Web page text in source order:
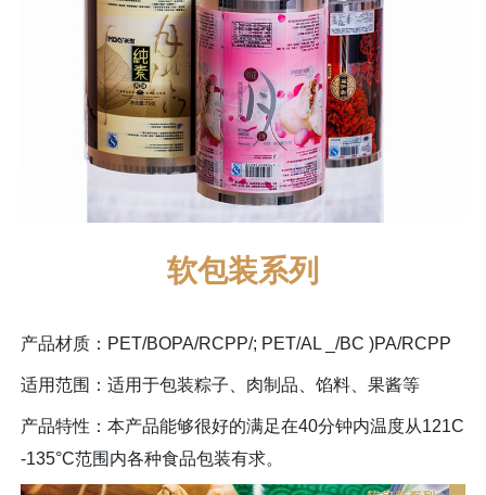
软包装系列
产品材质：PET/BOPA/RCPP/; PET/AL _/BC )PA/RCPP
适用范围：适用于包装粽子、肉制品、馅料、果酱等
产品特性：本产品能够很好的满足在40分钟内温度从121C
-135°C范围内各种食品包装有求。